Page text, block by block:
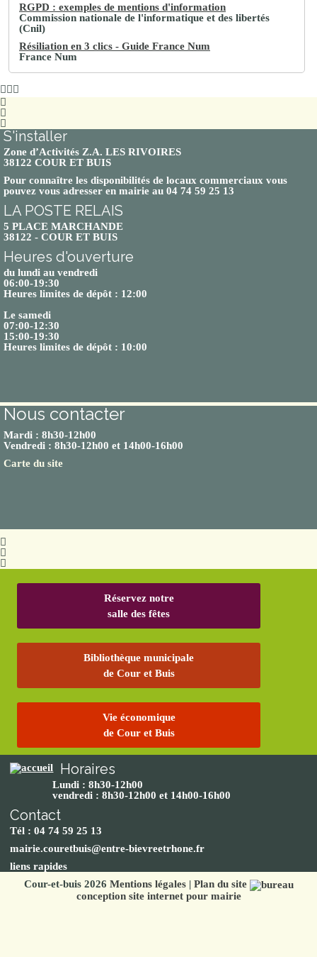
RGPD : exemples de mentions d'information
Commission nationale de l'informatique et des libertés
(Cnil)
Résiliation en 3 clics - Guide France Num
France Num
S'installer
Zone d’Activités Z.A. LES RIVOIRES
38122 COUR ET BUIS
Pour connaître les disponibilités de locaux commerciaux vous
pouvez vous adresser en mairie au 04 74 59 25 13
LA POSTE RELAIS
5 PLACE MARCHANDE
38122 - COUR ET BUIS
Heures d'ouverture
du lundi au vendredi
06:00-19:30
Heures limites de dépôt : 12:00
Le samedi
07:00-12:30
15:00-19:30
Heures limites de dépôt : 10:00
Nous contacter
Mardi : 8h30-12h00
Vendredi : 8h30-12h00 et 14h00-16h00
Carte du site
Réservez notre
salle des fêtes
Bibliothèque municipale
de Cour et Buis
Vie économique
de Cour et Buis
Horaires
Lundi : 8h30-12h00
vendredi : 8h30-12h00 et 14h00-16h00
Contact
Tél : 04 74 59 25 13
mairie.couretbuis@entre-bievreetrhone.fr
liens rapides
Cour-et-buis 2026 Mentions légales| Plan du site
conception site internet pour mairie